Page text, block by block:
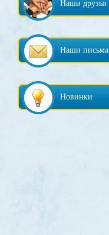
Наши друзья
Наши письма
Новинки